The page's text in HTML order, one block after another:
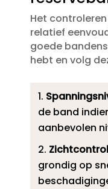
Het
relatief
goede
hebt en volg
de band
aanbevolen
grondig op